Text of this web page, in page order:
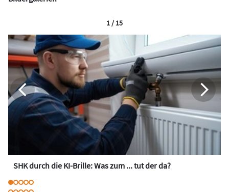
SHK durch die KI-Brille: Was zum ... tut der da?
1 / 15